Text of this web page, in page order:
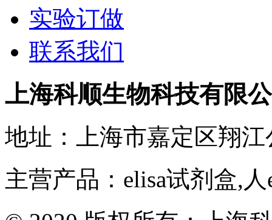
实验订做
联系我们
上海科顺生物科技有限
地址：上海市嘉定区翔江
主营产品：elisa试剂盒,